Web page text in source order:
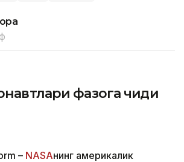
фазога чиқди
– NASAнинг америкалик